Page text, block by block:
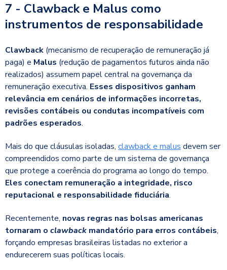
7 - Clawback e Malus como
instrumentos de responsabilidade
Clawback (mecanismo de recuperação de remuneração já
paga) e Malus (redução de pagamentos futuros ainda não
realizados) assumem papel central na governança da
remuneração executiva. Esses dispositivos ganham
relevância em cenários de informações incorretas,
revisões contábeis ou condutas incompatíveis com
padrões esperados.
Mais do que cláusulas isoladas, clawback e malus devem ser
compreendidos como parte de um sistema de governança
que protege a coerência do programa ao longo do tempo.
Eles conectam remuneração a integridade, risco
reputacional e responsabilidade fiduciária.
Recentemente, novas regras nas bolsas americanas
tornaram o clawback mandatório para erros contábeis,
forçando empresas brasileiras listadas no exterior a
endurecerem suas políticas locais.